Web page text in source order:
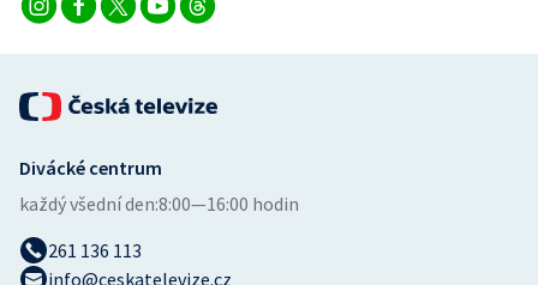
Volejbal
Ostatní
Divácké centrum
každý všední den:8:00—16:00 hodin
261 136 113
info@ceskatelevize.cz